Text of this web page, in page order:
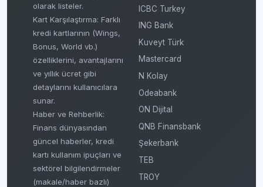
olarak listeler.
Kart Karşılaştırma: Farklı
kredi kartlarının (Wings,
Bonus, World vb.)
özelliklerini, avantajlarını
ve yıllık ücret gibi
detaylarını kullanıcılara
sunar.
Haber ve Rehberlik:
Finans dünyasından
güncel haberler, kredi
kartı kullanım ipuçları ve
sektörel bilgilendirmeler
(makale/haber bazlı)
ICBC Turkey
ING Bank
Kuveyt Türk
Mastercard
N Kolay
Odeabank
ON Dijital
QNB Finansbank
Şekerbank
TEB
TROY